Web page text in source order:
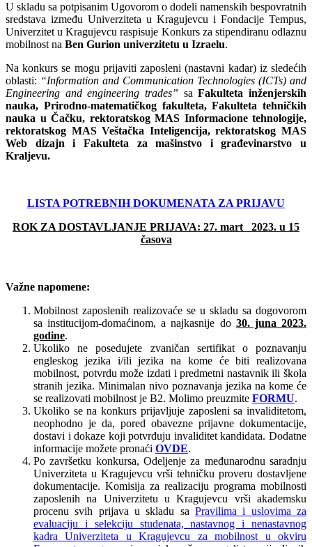
U skladu sa potpisanim Ugovorom o dodeli namenskih bespovratnih
sredstava između Univerziteta u Kragujevcu i Fondacije Tempus,
Univerzitet u Kragujevcu raspisuje Konkurs za stipendiranu odlaznu
mobilnost na Ben Gurion univerzitetu u Izraelu.
Na konkurs se mogu prijaviti zaposleni (nastavni kadar) iz sledećih
oblasti: “Information and Communication Technologies (ICTs) and
Engineering and engineering trades” saFakulteta inženjerskih
nauka, Prirodno-matematičkog fakulteta, Fakulteta tehničkih
nauka u Čačku, rektoratskog MAS Informacione tehnologije,
rektoratskog MAS Veštačka Inteligencija, rektoratskog MAS
Web dizajn i Fakulteta za mašinstvo i građevinarstvo u
Kraljevu.
LISTA POTREBNIH DOKUMENATA ZA PRIJAVU
ROK ZA DOSTAVLJANJE PRIJAVA: 27. mart 2023. u 15
časova
Važne napomene:
Mobilnost zaposlenih realizovaće se u skladu sa dogovorom
sa institucijom-domaćinom, a najkasnije do 30. juna 2023.
godine.
Ukoliko ne posedujete zvaničan sertifikat o poznavanju
engleskog jezika i/ili jezika na kome će biti realizovana
mobilnost, potvrdu može izdati i predmetni nastavnik ili škola
stranih jezika. Minimalan nivo poznavanja jezika na kome će
se realizovati mobilnost je B2. Molimo preuzmite FORMU.
Ukoliko se na konkurs prijavljuje zaposleni sa invaliditetom,
neophodno je da, pored obavezne prijavne dokumentacije,
dostavi i dokaze koji potvrđuju invaliditet kandidata. Dodatne
informacije možete pronaći OVDE.
Po završetku konkursa, Odeljenje za međunarodnu saradnju
Univerziteta u Kragujevcu vrši tehničku proveru dostavljene
dokumentacije. Komisija za realizaciju programa mobilnosti
zaposlenih na Univerzitetu u Kragujevcu vrši akademsku
procenu svih prijava u skladu sa Pravilima i uslovima za
evaluaciju i selekciju studenata, nastavnog i nenastavnog
kadra Univerziteta u Kragujevcu za mobilnost u okviru